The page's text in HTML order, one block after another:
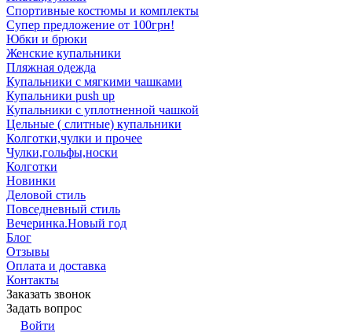
Спортивные костюмы и комплекты
Супер предложение от 100грн!
Юбки и брюки
Женские купальники
Пляжная одежда
Купальники с мягкими чашками
Купальники push up
Купальники с уплотненной чашкой
Цельные ( слитные) купальники
Колготки,чулки и прочее
Чулки,гольфы,носки
Колготки
Новинки
Деловой стиль
Повседневный стиль
Вечеринка.Новый год
Блог
Отзывы
Оплата и доставка
Контакты
Заказать звонок
Задать вопрос
Войти